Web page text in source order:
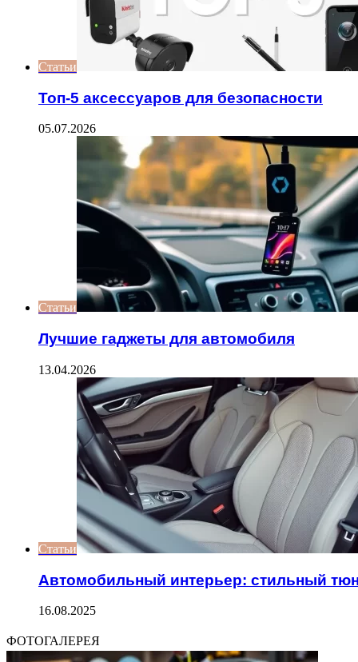
Статьи
Топ-5 аксессуаров для безопасности
05.07.2026
Статьи
Лучшие гаджеты для автомобиля
13.04.2026
Статьи
Автомобильный интерьер: стильный
16.08.2025
ФОТОГАЛЕРЕЯ